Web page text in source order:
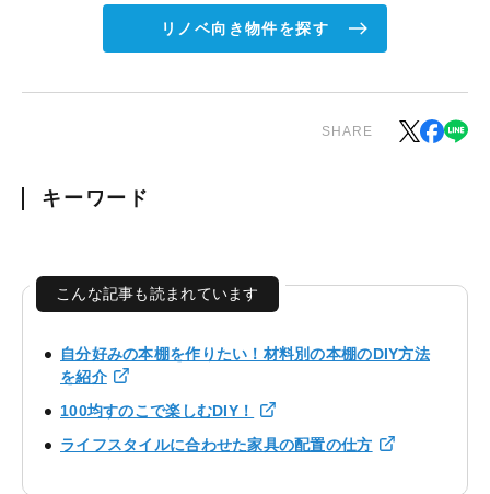
リノベ向き物件を探す
SHARE
キーワード
こんな記事も読まれています
自分好みの本棚を作りたい！材料別の本棚のDIY方法
を紹介
100均すのこで楽しむDIY！
ライフスタイルに合わせた家具の配置の仕方